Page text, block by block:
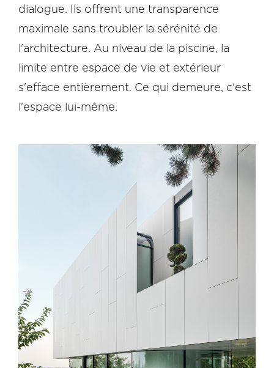
dialogue. Ils offrent une transparence
maximale sans troubler la sérénité de
l'architecture. Au niveau de la piscine, la
limite entre espace de vie et extérieur
s'efface entièrement. Ce qui demeure, c'est
l'espace lui-même.